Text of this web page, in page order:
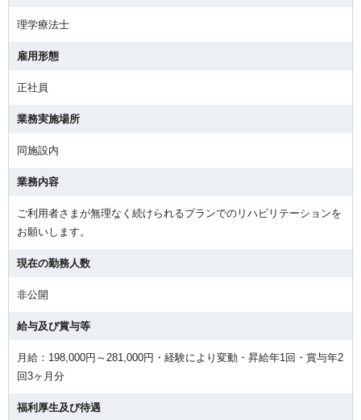
理学療法士
雇用形態
正社員
業務実施場所
同施設内
業務内容
ご利用者さまが無理なく続けられるプランでのリハビリテーションを
お願いします。
現在の勤務人数
非公開
給与及び賞与等
月給：198,000円～281,000円・経験により変動・昇給年1回・賞与年2
回3ヶ月分
福利厚生及び待遇